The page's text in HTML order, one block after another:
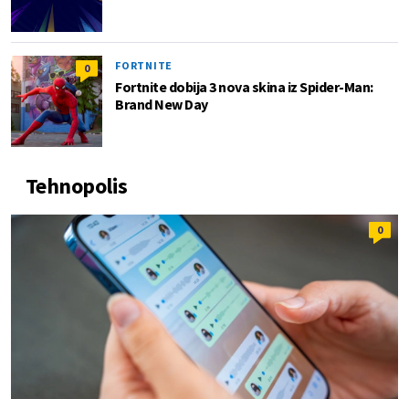
0 FORTNITE
Fortnite dobija 3 nova skina iz Spider-Man:
Brand New Day
Tehnopolis
0